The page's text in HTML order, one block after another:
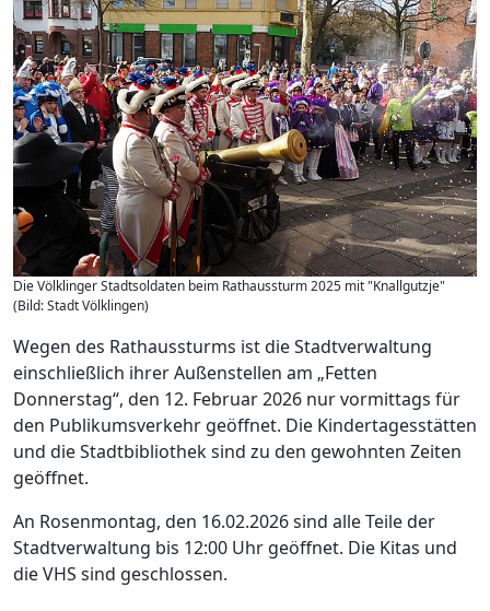
Die Völklinger Stadtsoldaten beim Rathaussturm 2025 mit "Knallgutzje"
(Bild: Stadt Völklingen)
Wegen des Rathaussturms ist die Stadtverwaltung
einschließlich ihrer Außenstellen am „Fetten
Donnerstag“, den 12. Februar 2026 nur vormittags für
den Publikumsverkehr geöffnet. Die Kindertagesstätten
und die Stadtbibliothek sind zu den gewohnten Zeiten
geöffnet.
An Rosenmontag, den 16.02.2026 sind alle Teile der
Stadtverwaltung bis 12:00 Uhr geöffnet. Die Kitas und
die VHS sind geschlossen.